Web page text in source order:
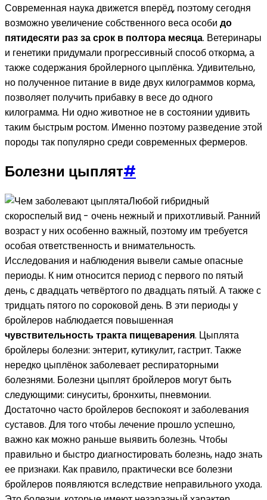
Современная наука движется вперёд, поэтому сегодня
возможно увеличение собственного веса особи до
пятидесяти раз за срок в полтора месяца. Ветеринары
и генетики придумали прогрессивный способ откорма, а
также содержания бройлерного цыплёнка. Удивительно,
но полученное питание в виде двух килограммов корма,
позволяет получить прибавку в весе до одного
килограмма. Ни одно животное не в состоянии удивить
таким быстрым ростом. Именно поэтому разведение этой
породы так популярно среди современных фермеров.
Болезни цыплят#
Любой гибридный
скороспелый вид - очень нежный и прихотливый. Ранний
возраст у них особенно важный, поэтому им требуется
особая ответственность и внимательность.
Исследования и наблюдения вывели самые опасные
периоды. К ним относится период с первого по пятый
день, с двадцать четвёртого по двадцать пятый. А также с
тридцать пятого по сороковой день. В эти периоды у
бройлеров наблюдается повышенная
чувствительность тракта пищеварения. Цыплята
бройлеры болезни: энтерит, кутикулит, гастрит. Также
нередко цыплёнок заболевает респираторными
болезнями. Болезни цыплят бройлеров могут быть
следующими: синуситы, бронхиты, пневмонии.
Достаточно часто бройлеров беспокоят и заболевания
суставов. Для того чтобы лечение прошло успешно,
важно как можно раньше выявить болезнь. Чтобы
правильно и быстро диагностировать болезнь, надо знать
ее признаки. Как правило, практически все болезни
бройлеров появляются вследствие неправильного ухода.